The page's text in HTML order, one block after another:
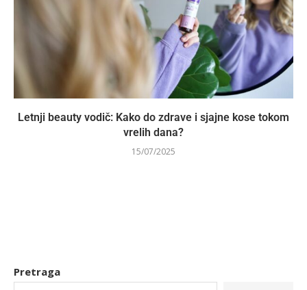
Letnji beauty vodič: Kako do zdrave i sjajne kose tokom
vrelih dana?
15/07/2025
Pretraga